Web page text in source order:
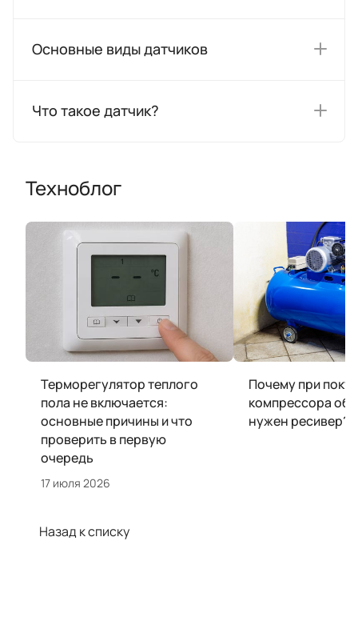
Основные виды датчиков
Что такое датчик?
Техноблог
Терморегулятор теплого
пола не включается:
основные причины и что
проверить в первую
очередь
17 июля 2026
Почему при
компрессора
нужен ресивер?
Назад к списку